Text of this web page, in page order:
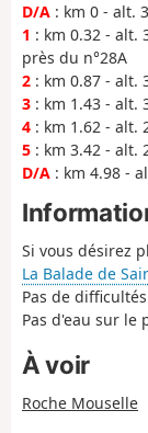
D/A : km 0 - alt.
1 : km 0.32 - alt.
près du n°28A
2 : km 0.87 - alt.
3 : km 1.43 - alt.
4 : km 1.62 - alt.
5 : km 3.42 - alt.
D/A : km 4.98 -
Si vous désirez
La Balade de
Pas de
Pas d'eau sur le
À voir
Roche Mouselle